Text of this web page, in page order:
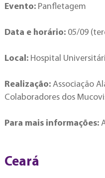
Evento: Panfletagem
Data e horário: 05/09
Local: Hospital
Realização: Associação
Colaboradores dos
Para mais informações:
Ceará